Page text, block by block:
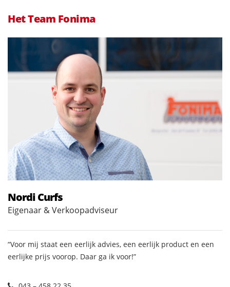
Het Team Fonima
Nordi Curfs
Eigenaar & Verkoopadviseur
“Voor mij staat een eerlijk advies, een eerlijk product en een
eerlijke prijs voorop. Daar ga ik voor!”